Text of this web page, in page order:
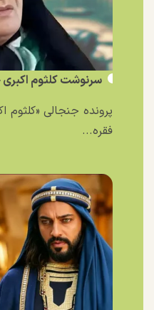
سرنوشت کلثوم
فقره...